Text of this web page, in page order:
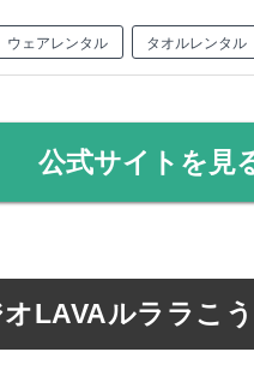
ウェアレンタル タオルレンタル
公式サイトを見
LAVAルララこ